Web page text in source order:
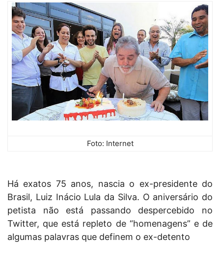
Foto: Internet
Há exatos 75 anos, nascia o ex-presidente do
Brasil, Luiz Inácio Lula da Silva. O aniversário do
petista não está passando despercebido no
Twitter, que está repleto de “homenagens” e de
algumas palavras que definem o ex-detento